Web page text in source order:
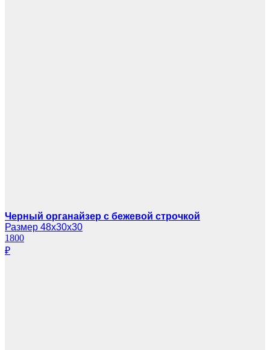
Черный органайзер с бежевой строчкой
Размер 48х30х30
1800
₽